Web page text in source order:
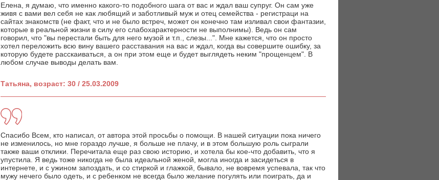
Елена, я думаю, что именно какого-то подобного шага от вас и ждал ваш супруг. Он сам уже
живя с вами вел себя не как любящий и заботливый муж и отец семейства - регистраци на
сайтах знакомств (не факт, что и не было встреч, может он конечно там изливал свои фантазии,
которые в реальной жизни в силу его слабохарактерности не выполнимы). Ведь он сам
говорил, что "вы перестали быть для него музой и т.п., слезы...". Мне кажется, что он просто
хотел переложить всю вину вашего расставания на вас и ждал, когда вы совершите ошибку, за
которую будете расскаиваться, а он при этом еще и будет выглядеть неким "прощенцем". В
любом случае выводы делать вам.
Татьяна, возраст: 30 / 25.03.2009
Спасибо Всем, кто написал, от автора этой просьбы о помощи. В нашей ситуации пока ничего
не изменилось, но мне гораздо лучше, я больше не плачу, и в этом большую роль сыграли
также ваши отклики. Перечитала еще раз свою историю, и хотела бы кое-что добавить, что я
упустила. Я ведь тоже никогда не была идеальной женой, могла иногда и засидеться в
интернете, и с ужином запоздать, и со стиркой и глажкой, бывало, не вовремя успевала, так что
мужу нечего было одеть, и с ребенком не всегда было желание погулять или поиграть, да и